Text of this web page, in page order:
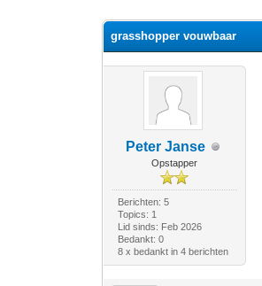
grasshopper vouwbaar
Peter Janse
Opstapper
Berichten: 5
Topics: 1
Lid sinds: Feb 2026
Bedankt: 0
8 x bedankt in 4 berichten